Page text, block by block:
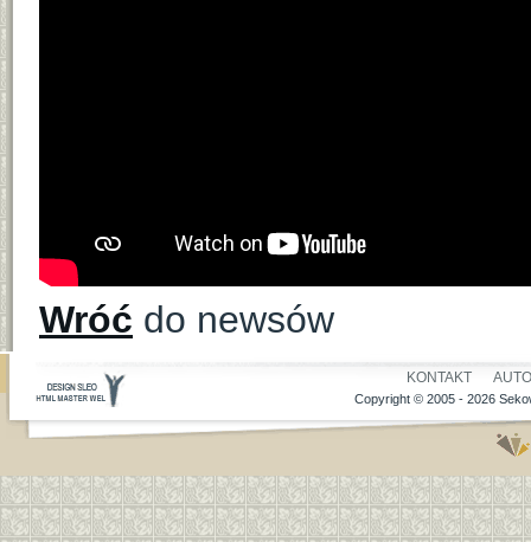
Wróć do newsów
KONTAKT
Copyright © 2005 - 2026